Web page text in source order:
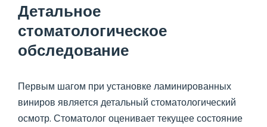
Детальное
стоматологическое
обследование
Первым шагом при установке ламинированных
виниров является детальный стоматологический
осмотр. Стоматолог оценивает текущее состояние